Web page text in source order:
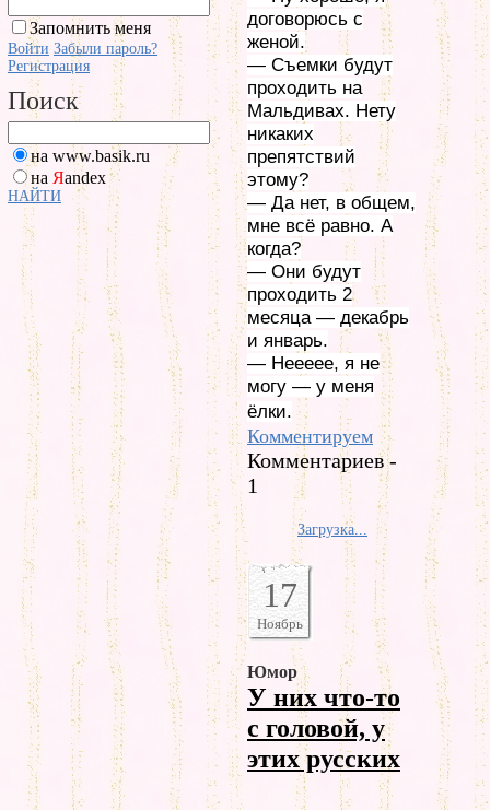
Запомнить меня
Войти Забыли пароль?
Регистрация
Поиск
на www.basik.ru
на Яandex
НАЙТИ
договорюсь с
женой.
— Съемки будут
проходить на
Мальдивах. Нету
никаких
препятствий
этому?
— Да нет, в общем,
мне всё равно. А
когда?
— Они будут
проходить 2
месяца — декабрь
и январь.
— Неееее, я не
могу — у меня
ёлки.
Комментируем
Комментариев -
1
Загрузка...
17
Ноябрь
Юмор
У них что-то
с головой, у
этих русских